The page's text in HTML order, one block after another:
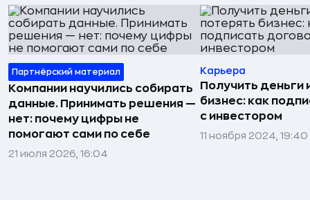
Партнёрский материал
Компании научились собирать
данные. Принимать решения —
нет: почему цифры не
помогают сами по себе
21 июля 2026, 16:04
Карьера
Получить деньги
бизнес: как
с инвестором
11 ноября 2024, 19:40